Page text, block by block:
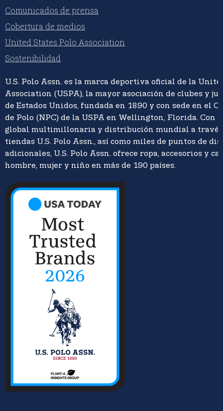
Comunicados de prensa
Cobertura de medios
United States Polo Association
Sostenibilidad
U.S. Polo Assn. es la marca deportiva oficial de la
Association (USPA), la mayor asociación de clubes y
de Estados Unidos, fundada en 1890 y con sede en el
de Polo (NPC) de la USPA en Wellington, Florida. Con
global multimillonaria y distribución mundial a través
tiendas U.S. Polo Assn., así como miles de puntos de
adicionales, U.S. Polo Assn. ofrece ropa, accesorios y
hombre, mujer y niño en más de 190 países.